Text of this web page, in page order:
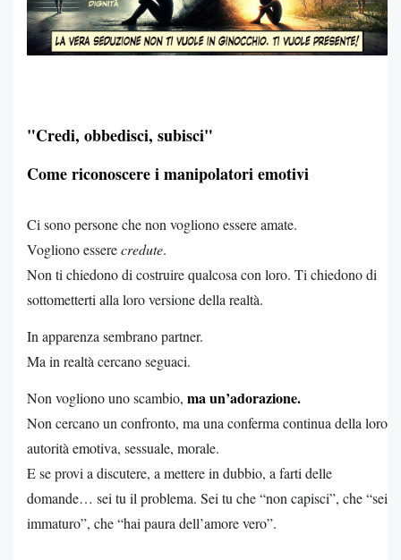
"Credi, obbedisci, subisci"
Come riconoscere i manipolatori emotivi
Ci sono persone che non vogliono essere amate.
Vogliono esserecredute.
Non ti chiedono di costruire qualcosa con loro. Ti chiedono di
sottometterti alla loro versione della realtà.
In apparenza sembrano partner.
Ma in realtà cercano seguaci.
Non vogliono uno scambio, ma un’adorazione.
Non cercano un confronto, ma una conferma continua della loro
autorità emotiva, sessuale, morale.
E se provi a discutere, a mettere in dubbio, a farti delle
domande… sei tu il problema. Sei tu che “non capisci”, che “sei
immaturo”, che “hai paura dell’amore vero”.